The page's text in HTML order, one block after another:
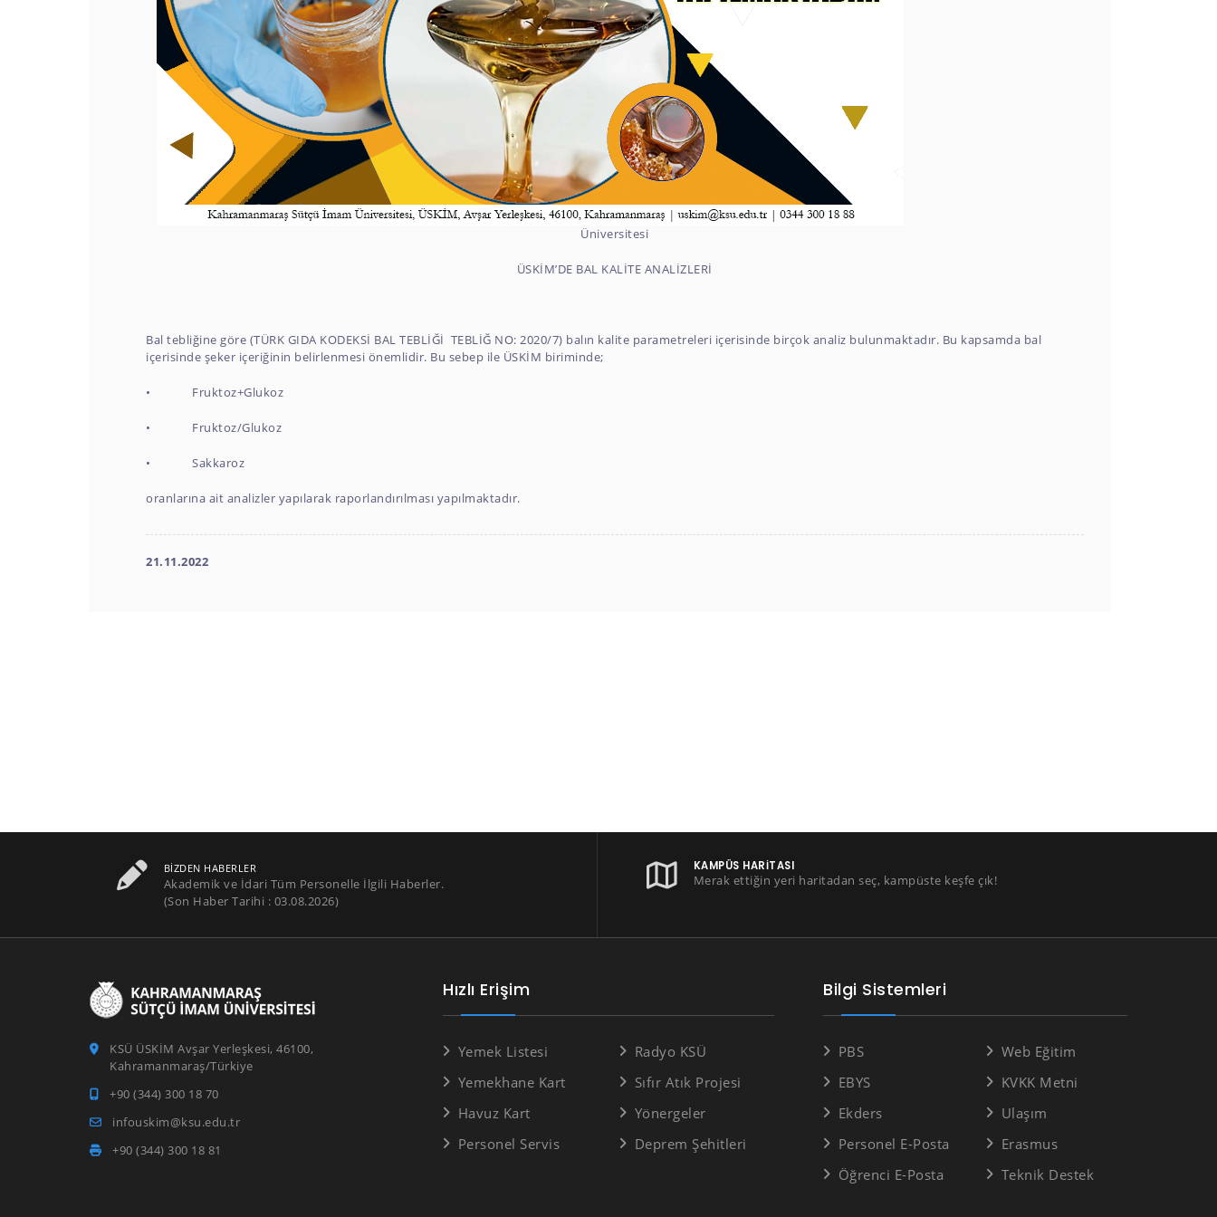
Üniversitesi
ÜSKİM’DE BAL KALİTE ANALİZLERİ
Bal tebliğine göre (TÜRK GIDA KODEKSİ BAL TEBLİĞİ TEBLİĞ NO: 2020/7) balın kalite parametreleri içerisinde birçok analiz bulunmaktadır. Bu kapsamda bal
içerisinde şeker içeriğinin belirlenmesi önemlidir. Bu sebep ile ÜSKİM biriminde;
• Fruktoz+Glukoz
• Fruktoz/Glukoz
• Sakkaroz
oranlarına ait analizler yapılarak raporlandırılması yapılmaktadır.
21.11.2022
BIZDEN HABERLER
Akademik ve İdari Tüm Personelle İlgili Haberler.
(Son Haber Tarihi : 03.08.2026)
KAMPÜS HARITASI
Merak ettiğin yeri haritadan seç, kampüste keşfe çık!
KSÜ ÜSKİM Avşar Yerleşkesi, 46100,
Kahramanmaraş/Türkiye
+90 (344) 300 18 70
infouskim@ksu.edu.tr
+90 (344) 300 18 81
Hızlı Erişim
Yemek Listesi
Yemekhane Kart
Havuz Kart
Personel Servis
Radyo KSÜ
Sıfır Atık Projesi
Yönergeler
Deprem Şehitleri
Bilgi Sistemleri
PBS
EBYS
Ekders
Personel E-Posta
Öğrenci E-Posta
Web Eğitim
KVKK Metni
Ulaşım
Erasmus
Teknik Destek